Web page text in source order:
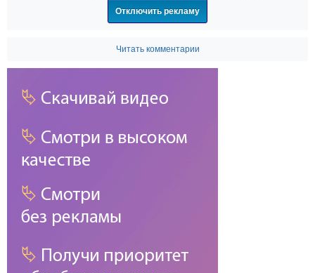
Отключить рекламу
Читать комментарии